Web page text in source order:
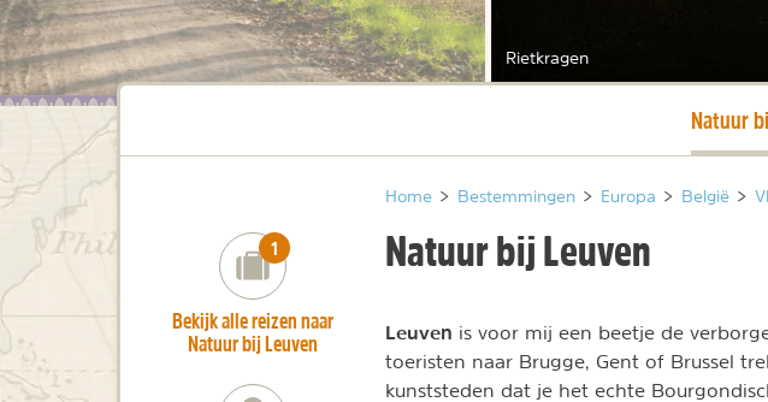
Rietkragen
Huidige
Natuur
Home > Bestemmingen > Europa > België >
Natuur bij Leuven
Leuven is voor mij een beetje de
toeristen naar Brugge, Gent of Brussel
kunststeden dat je het echte
number_of_trips:
1
Bekijk alle reizen naar
Natuur bij Leuven